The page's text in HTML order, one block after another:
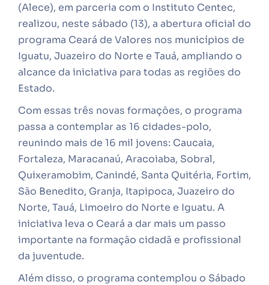
(Alece), em parceria com o Instituto Centec,
realizou, neste sábado (13), a abertura oficial do
programa Ceará de Valores nos municípios de
Iguatu, Juazeiro do Norte e Tauá, ampliando o
alcance da iniciativa para todas as regiões do
Estado.
Com essas três novas formações, o programa
passa a contemplar as 16 cidades-polo,
reunindo mais de 16 mil jovens: Caucaia,
Fortaleza, Maracanaú, Aracoiaba, Sobral,
Quixeramobim, Canindé, Santa Quitéria, Fortim,
São Benedito, Granja, Itapipoca, Juazeiro do
Norte, Tauá, Limoeiro do Norte e Iguatu. A
iniciativa leva o Ceará a dar mais um passo
importante na formação cidadã e profissional
da juventude.
Além disso, o programa contemplou o Sábado